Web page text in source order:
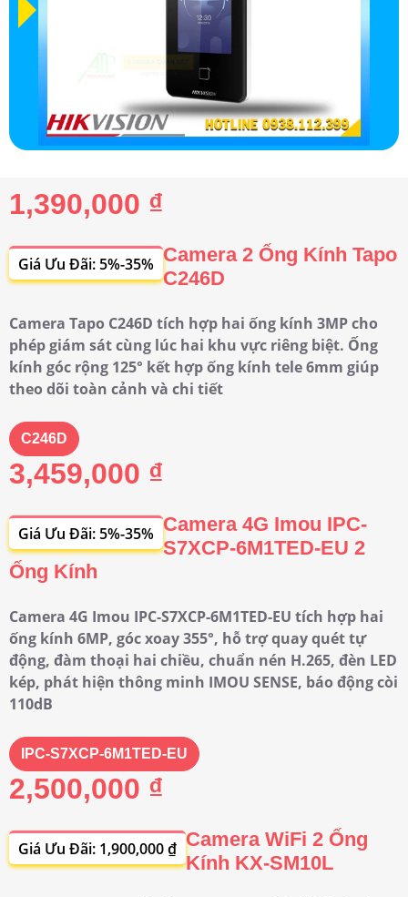
1,390,000 ₫
Giá Ưu Đãi: 5%-35% Camera 2 Ống Kính Tapo
C246D
Camera Tapo C246D tích hợp hai ống kính 3MP cho
phép giám sát cùng lúc hai khu vực riêng biệt. Ống
kính góc rộng 125° kết hợp ống kính tele 6mm giúp
theo dõi toàn cảnh và chi tiết
C246D
3,459,000 ₫
Giá Ưu Đãi: 5%-35% Camera 4G Imou IPC-
S7XCP-6M1TED-EU 2
Ống Kính
Camera 4G Imou IPC-S7XCP-6M1TED-EU tích hợp hai
ống kính 6MP, góc xoay 355°, hỗ trợ quay quét tự
động, đàm thoại hai chiều, chuẩn nén H.265, đèn LED
kép, phát hiện thông minh IMOU SENSE, báo động còi
110dB
IPC-S7XCP-6M1TED-EU
2,500,000 ₫
Giá Ưu Đãi: 1,900,000 ₫ Camera WiFi 2 Ống
Kính KX-SM10L